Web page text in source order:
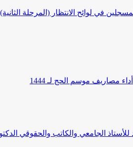
في لوائح الانتظار (المرحلة الثانية)
مصاريف موسم الحج لـ 1444
الجامعي والكاتب والحقوقي